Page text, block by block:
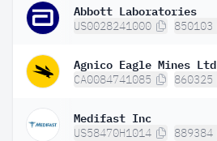
Abbott Laboratories
US0028241000 850103
Agnico Eagle Mines Ltd
CA0084741085 860325
Medifast Inc
US58470H1014 889384